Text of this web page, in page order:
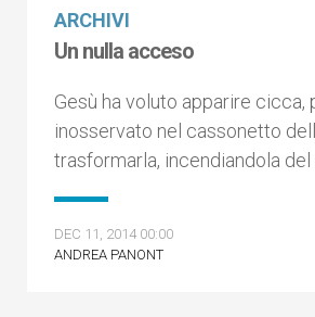
ARCHIVI
Un nulla acceso
Gesù ha voluto apparire cicca,
inosservato nel cassonetto
trasformarla, incendiandola
DEC 11, 2014 00:00
ANDREA PANONT